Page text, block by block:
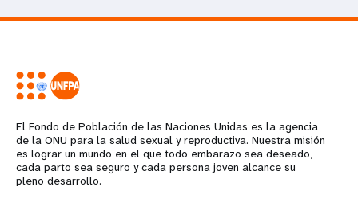
El Fondo de Población de las Naciones Unidas es la agencia
de la ONU para la salud sexual y reproductiva. Nuestra misión
es lograr un mundo en el que todo embarazo sea deseado,
cada parto sea seguro y cada persona joven alcance su
pleno desarrollo.